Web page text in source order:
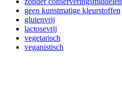
geen kunstmatige kleurstoffen
glutenvrij
lactosevrij
vegetarisch
veganistisch